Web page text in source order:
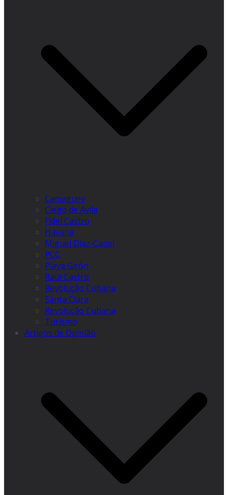
Camagüey
Ciego de Ávila
Fidel Castro
Havana
Miguel Díaz-Canel
PCC
Playa Girón
Raúl Castro
Revolução Cubana
Santa Clara
Revolução Cubana
Turismo
Artigos de Opinião